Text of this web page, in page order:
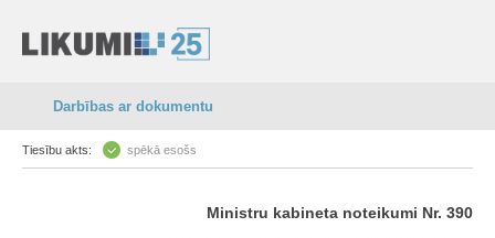
Darbības ar dokumentu
Tiesību akts: spēkā esošs
Ministru kabineta noteikumi Nr. 390